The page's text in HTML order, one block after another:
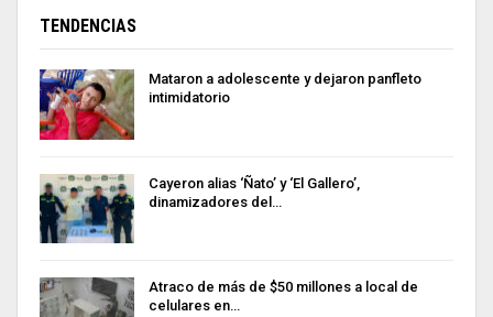
TENDENCIAS
Mataron a adolescente y dejaron panfleto
intimidatorio
Cayeron alias ‘Ñato’ y ‘El Gallero’,
dinamizadores del…
Atraco de más de $50 millones a local de
celulares en…